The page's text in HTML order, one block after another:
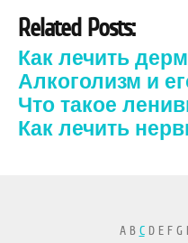
Related Posts:
Как лечить
Алкоголизм и
Что такое
Как лечить
A B CD E F G